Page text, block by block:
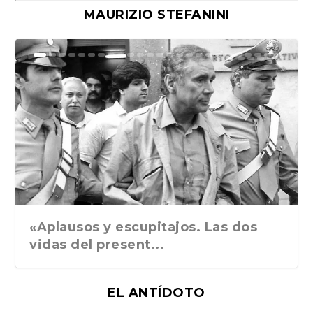
Ground Rules. Alejan...
«Rafael: Poesía subl...
Bienvenidos al circo...
Georges de La Tour. ...
Robert Capa: la hist...
MAURIZIO STEFANINI
«Aplausos y escupitajos. Las dos
vidas del present...
EL ANTÍDOTO